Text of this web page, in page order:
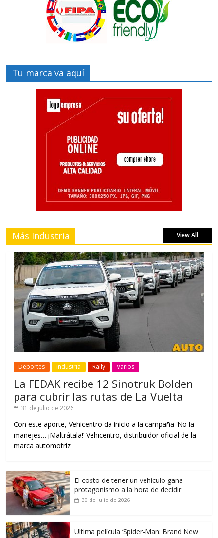
Tu marca va aquí
Más Industria View All
Deportes Industria Rally Varios
La FEDAK recibe 12 Sinotruk Bolden
para cubrir las rutas de La Vuelta
31 de julio de 2026
Con este aporte, Vehicentro da inicio a la campaña ‘No la
manejes… ¡Maltrátala!’ Vehicentro, distribuidor oficial de la
marca automotriz
El costo de tener un vehículo gana
protagonismo a la hora de decidir
30 de julio de 2026
Ultima película ‘Spider‑Man: Brand New